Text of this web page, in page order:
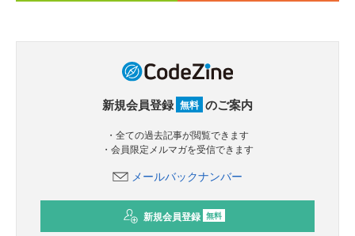
新規会員登録 無料 のご案内
・全ての過去記事が閲覧できます
・会員限定メルマガを受信できます
メールバックナンバー
新規会員登録 無料